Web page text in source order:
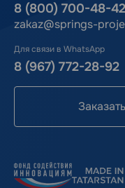
8 (800) 700-48-42
zakaz@springs-
Для связи в WhatsApp
8 (967) 772-28-92